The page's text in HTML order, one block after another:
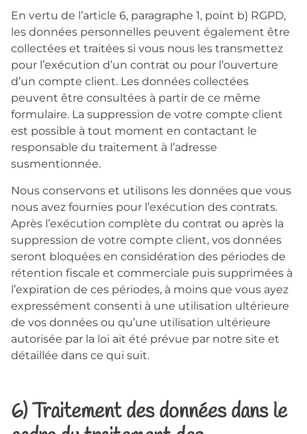
En vertu de l’article 6, paragraphe 1, point b) RGPD,
les données personnelles peuvent également être
collectées et traitées si vous nous les transmettez
pour l’exécution d’un contrat ou pour l’ouverture
d’un compte client. Les données collectées
peuvent être consultées à partir de ce même
formulaire. La suppression de votre compte client
est possible à tout moment en contactant le
responsable du traitement à l’adresse
susmentionnée.
Nous conservons et utilisons les données que vous
nous avez fournies pour l’exécution des contrats.
Après l’exécution complète du contrat ou après la
suppression de votre compte client, vos données
seront bloquées en considération des périodes de
rétention fiscale et commerciale puis supprimées à
l’expiration de ces périodes, à moins que vous ayez
expressément consenti à une utilisation ultérieure
de vos données ou qu’une utilisation ultérieure
autorisée par la loi ait été prévue par notre site et
détaillée dans ce qui suit.
6) Traitement des données dans le